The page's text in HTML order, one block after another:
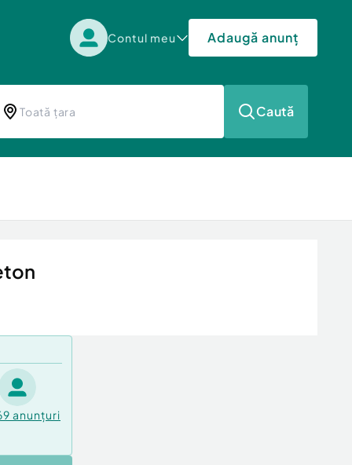
Contul meu Adaugă anunț
Caută
anunțuri